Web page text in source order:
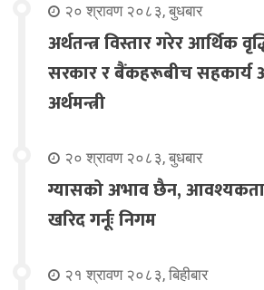
२० श्रावण २०८३, बुधबार
अर्थतन्त्र विस्तार गरेर आर्थिक
सरकार र बैंकहरूबीच सहकार्य
अर्थमन्त्री
२० श्रावण २०८३, बुधबार
ग्यासको अभाव छैन,
खरिद गर्नूः निगम
२१ श्रावण २०८३, बिहीबार